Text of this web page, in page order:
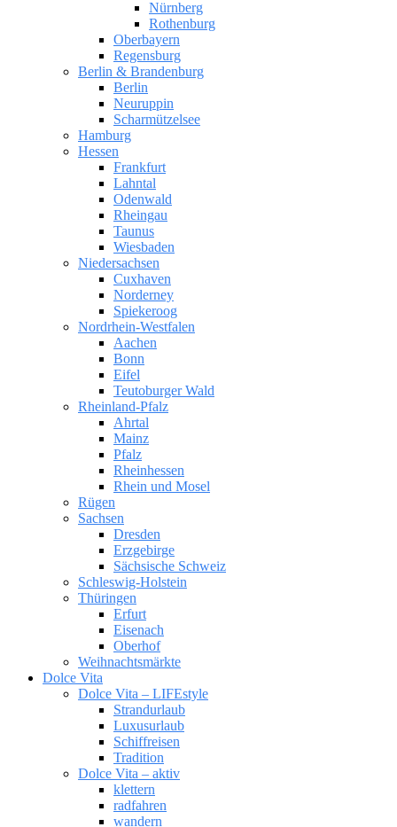
Nürnberg
Rothenburg
Oberbayern
Regensburg
Berlin & Brandenburg
Berlin
Neuruppin
Scharmützelsee
Hamburg
Hessen
Frankfurt
Lahntal
Odenwald
Rheingau
Taunus
Wiesbaden
Niedersachsen
Cuxhaven
Norderney
Spiekeroog
Nordrhein-Westfalen
Aachen
Bonn
Eifel
Teutoburger Wald
Rheinland-Pfalz
Ahrtal
Mainz
Pfalz
Rheinhessen
Rhein und Mosel
Rügen
Sachsen
Dresden
Erzgebirge
Sächsische Schweiz
Schleswig-Holstein
Thüringen
Erfurt
Eisenach
Oberhof
Weihnachtsmärkte
Dolce Vita
Dolce Vita – LIFEstyle
Strandurlaub
Luxusurlaub
Schiffreisen
Tradition
Dolce Vita – aktiv
klettern
radfahren
wandern